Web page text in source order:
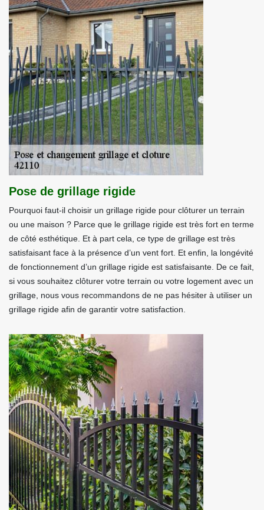
Pose de grillage rigide
Pourquoi faut-il choisir un grillage rigide pour clôturer un terrain
ou une maison ? Parce que le grillage rigide est très fort en terme
de côté esthétique. Et à part cela, ce type de grillage est très
satisfaisant face à la présence d’un vent fort. Et enfin, la longévité
de fonctionnement d’un grillage rigide est satisfaisante. De ce fait,
si vous souhaitez clôturer votre terrain ou votre logement avec un
grillage, nous vous recommandons de ne pas hésiter à utiliser un
grillage rigide afin de garantir votre satisfaction.